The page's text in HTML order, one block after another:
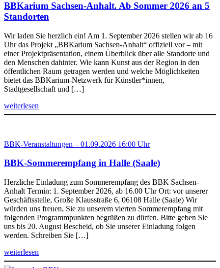
BBKarium Sachsen-Anhalt. Ab Sommer 2026 an 5
Standorten
Wir laden Sie herzlich ein! Am 1. September 2026 stellen wir ab 16
Uhr das Projekt „BBKarium Sachsen-Anhalt“ offiziell vor – mit
einer Projektpräsentation, einem Überblick über alle Standorte und
den Menschen dahinter. Wie kann Kunst aus der Region in den
öffentlichen Raum getragen werden und welche Möglichkeiten
bietet das BBKarium-Netzwerk für Künstler*innen,
Stadtgesellschaft und […]
weiterlesen
BBK-Veranstaltungen – 01.09.2026 16:00 Uhr
BBK-Sommerempfang in Halle (Saale)
Herzliche Einladung zum Sommerempfang des BBK Sachsen-
Anhalt Termin: 1. September 2026, ab 16.00 Uhr Ort: vor unserer
Geschäftsstelle, Große Klausstraße 6, 06108 Halle (Saale) Wir
würden uns freuen, Sie zu unserem vierten Sommerempfang mit
folgenden Programmpunkten begrüßen zu dürfen. Bitte geben Sie
uns bis 20. August Bescheid, ob Sie unserer Einladung folgen
werden. Schreiben Sie […]
weiterlesen